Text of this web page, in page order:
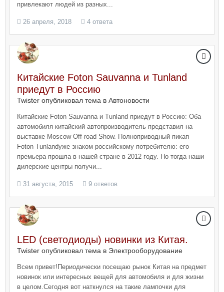
привлекают людей из разных...
26 апреля, 2018 4 ответа
Китайские Foton Sauvanna и Tunland
приедут в Россию
Twister опубликовал тема в Автоновости
Китайские Foton Sauvanna и Tunland приедут в Россию: Оба
автомобиля китайский автопроизводитель представил на
выставке Moscow Off-road Show. Полноприводный пикап
Foton Tunlandуже знаком российскому потребителю: его
премьера прошла в нашей стране в 2012 году. Но тогда наши
дилерские центры получи...
31 августа, 2015 9 ответов
LED (светодиоды) новинки из Китая.
Twister опубликовал тема в Электрооборудование
Всем привет!Периодически посещаю рынок Китая на предмет
новинок или интересных вещей для автомобиля и для жизни
в целом.Сегодня вот наткнулся на такие лампочки для